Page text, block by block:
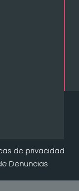
de privacidad
Denuncias